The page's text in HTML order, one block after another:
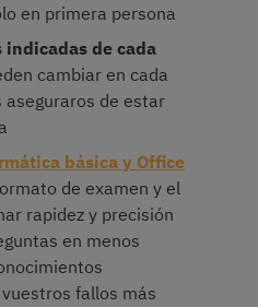
en primera persona
de cada
cambiar en cada
de estar
básica y Office
de examen y el
rapidez y precisión
en menos
fallos más